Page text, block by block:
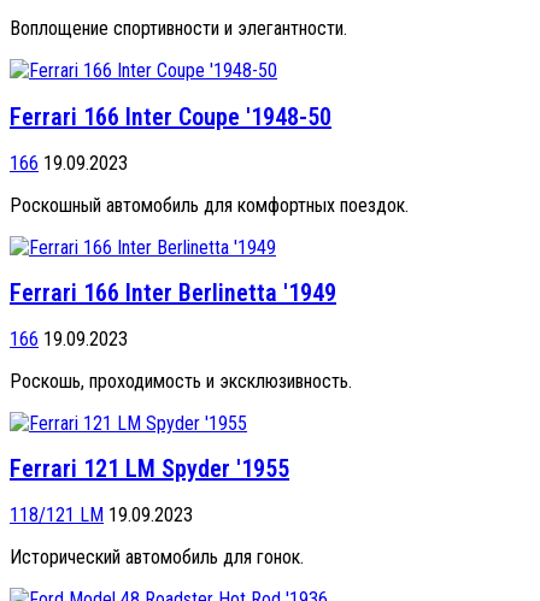
Воплощение спортивности и элегантности.
Ferrari 166 Inter Coupe '1948-50
166 19.09.2023
Роскошный автомобиль для комфортных поездок.
Ferrari 166 Inter Berlinetta '1949
166 19.09.2023
Роскошь, проходимость и эксклюзивность.
Ferrari 121 LM Spyder '1955
118/121 LM 19.09.2023
Исторический автомобиль для гонок.